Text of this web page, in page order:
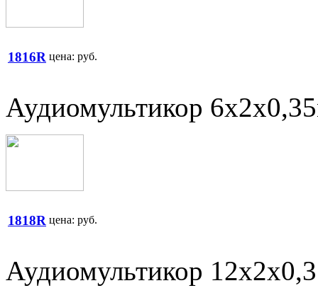
1816R цена: руб.
Аудиомультикор
1818R цена: руб.
Аудиомультикор